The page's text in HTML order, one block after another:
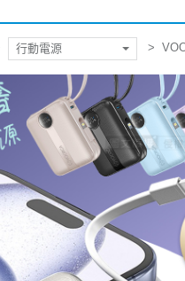
行動電源